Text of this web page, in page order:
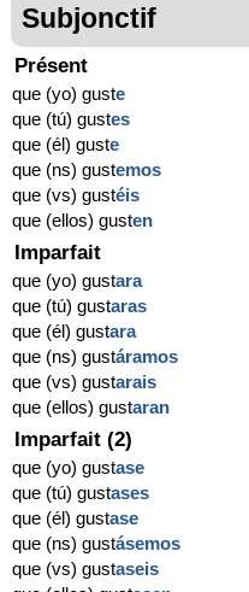
Subjonctif
Présent
que (yo) guste
que (tú) gustes
que (él) guste
que (ns) gustemos
que (vs) gustéis
que (ellos) gusten
Imparfait
que (yo) gustara
que (tú) gustaras
que (él) gustara
que (ns) gustáramos
que (vs) gustarais
que (ellos) gustaran
Imparfait (2)
que (yo) gustase
que (tú) gustases
que (él) gustase
que (ns) gustásemos
que (vs) gustaseis